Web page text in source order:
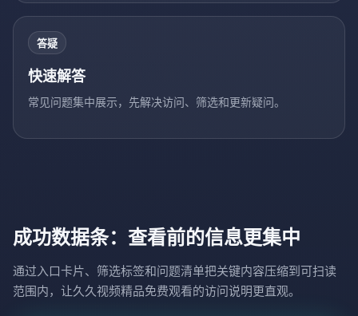
答疑
快速解答
常见问题集中展示，先解决访问、筛选和更新疑问。
成功数据条：查看前的信息更集中
通过入口卡片、筛选标签和问题清单把关键内容压缩到可扫读
范围内，让久久视频精品免费观看的访问说明更直观。